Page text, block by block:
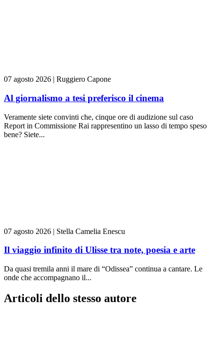
07 agosto 2026 | Ruggiero Capone
Al giornalismo a tesi preferisco il cinema
Veramente siete convinti che, cinque ore di audizione sul caso
Report in Commissione Rai rappresentino un lasso di tempo speso
bene? Siete...
07 agosto 2026 | Stella Camelia Enescu
Il viaggio infinito di Ulisse tra note, poesia e arte
Da quasi tremila anni il mare di “Odissea” continua a cantare. Le
onde che accompagnano il...
Articoli dello stesso autore